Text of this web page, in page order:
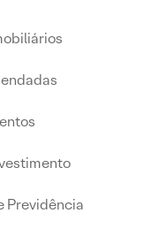
Previdência